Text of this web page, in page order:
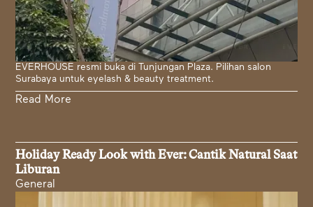
EVERHOUSE resmi buka di Tunjungan Plaza. Pilihan salon
Surabaya untuk eyelash & beauty treatment.
Read More
Holiday Ready Look with Ever: Cantik Natural Saat
Liburan
General